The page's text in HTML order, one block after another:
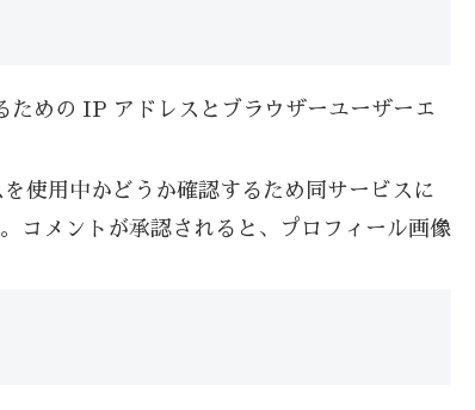
ための IP アドレスとブラウザーユーザーエ
使用中かどうか確認するため同サービスに
メントが承認されると、プロフィール画像